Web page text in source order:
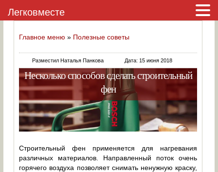
Главное меню » Полезные советы
Разместил Наталья Панкова Дата: 15 июня 2018
Несколько способов сделать строительный
фен
Строительный фен применяется для нагревания
различных материалов. Направленный поток очень
горячего воздуха позволяет снимать ненужную краску,
Легковместе